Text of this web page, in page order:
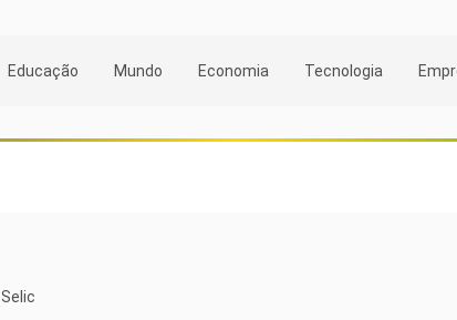
Educação Mundo Economia Tecnologia